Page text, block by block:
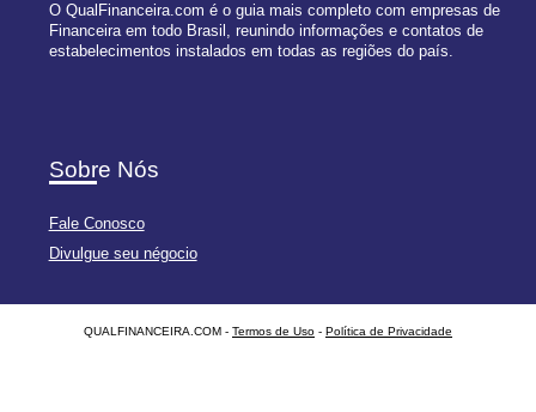
O QualFinanceira.com é o guia mais completo com empresas de
Financeira em todo Brasil, reunindo informações e contatos de
estabelecimentos instalados em todas as regiões do país.
Sobre Nós
Fale Conosco
Divulgue seu négocio
QUALFINANCEIRA.COM - Termos de Uso - Política de Privacidade